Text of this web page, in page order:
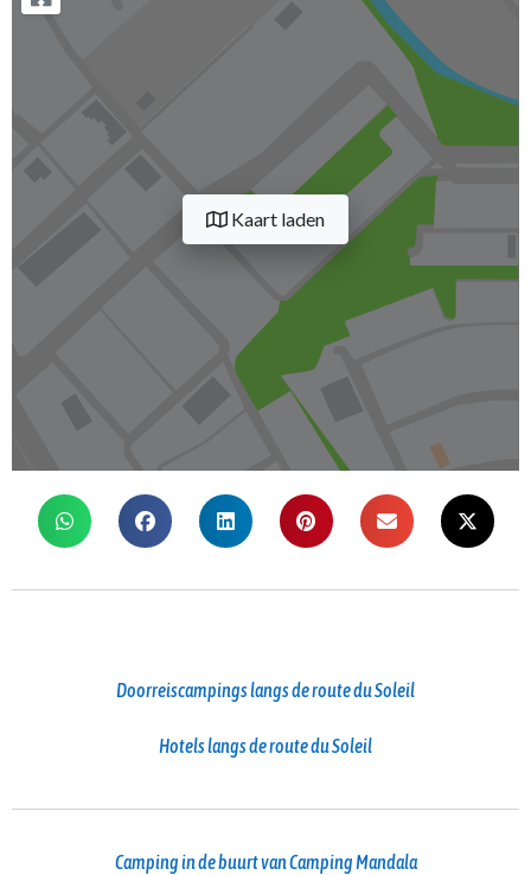
Kaart laden
Doorreiscampings langs de route du Soleil
Hotels langs de route du Soleil
Camping in de buurt van Camping Mandala